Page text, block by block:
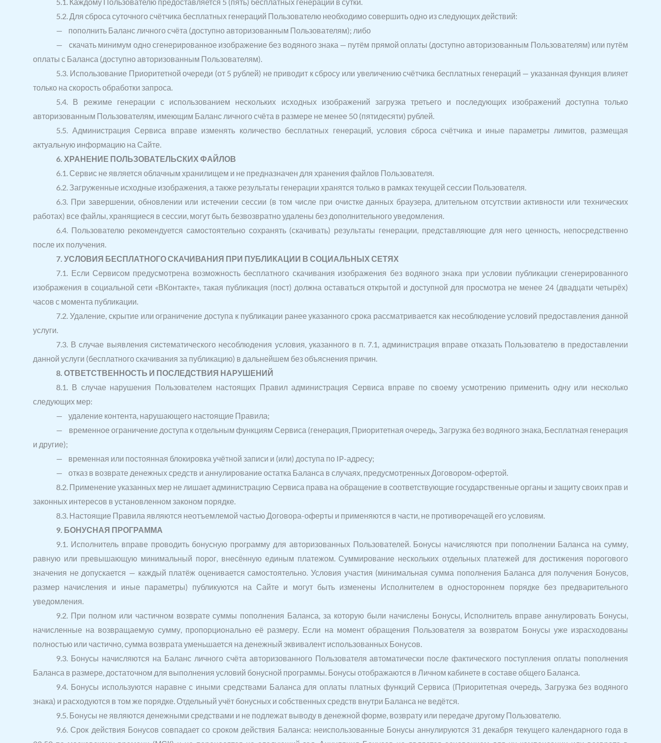
5.2. Для сброса суточного счётчика бесплатных генераций Пользователю необходимо совершить одно из следующих действий:
— пополнить Баланс личного счёта (доступно авторизованным Пользователям); либо
— скачать минимум одно сгенерированное изображение без водяного знака — путём прямой оплаты (доступно авторизованным Пользователям) или путём
оплаты с Баланса (доступно авторизованным Пользователям).
5.3. Использование Приоритетной очереди (от 5 рублей) не приводит к сбросу или увеличению счётчика бесплатных генераций — указанная функция влияет
только на скорость обработки запроса.
5.4. В режиме генерации с использованием нескольких исходных изображений загрузка третьего и последующих изображений доступна только
авторизованным Пользователям, имеющим Баланс личного счёта в размере не менее 50 (пятидесяти) рублей.
5.5. Администрация Сервиса вправе изменять количество бесплатных генераций, условия сброса счётчика и иные параметры лимитов, размещая
актуальную информацию на Сайте.
6. ХРАНЕНИЕ ПОЛЬЗОВАТЕЛЬСКИХ ФАЙЛОВ
6.1. Сервис не является облачным хранилищем и не предназначен для хранения файлов Пользователя.
6.2. Загруженные исходные изображения, а также результаты генерации хранятся только в рамках текущей сессии Пользователя.
6.3. При завершении, обновлении или истечении сессии (в том числе при очистке данных браузера, длительном отсутствии активности или технических
работах) все файлы, хранящиеся в сессии, могут быть безвозвратно удалены без дополнительного уведомления.
6.4. Пользователю рекомендуется самостоятельно сохранять (скачивать) результаты генерации, представляющие для него ценность, непосредственно
после их получения.
7. УСЛОВИЯ БЕСПЛАТНОГО СКАЧИВАНИЯ ПРИ ПУБЛИКАЦИИ В СОЦИАЛЬНЫХ СЕТЯХ
7.1. Если Сервисом предусмотрена возможность бесплатного скачивания изображения без водяного знака при условии публикации сгенерированного
изображения в социальной сети «ВКонтакте», такая публикация (пост) должна оставаться открытой и доступной для просмотра не менее 24 (двадцати четырёх)
часов с момента публикации.
7.2. Удаление, скрытие или ограничение доступа к публикации ранее указанного срока рассматривается как несоблюдение условий предоставления данной
услуги.
7.3. В случае выявления систематического несоблюдения условия, указанного в п. 7.1, администрация вправе отказать Пользователю в предоставлении
данной услуги (бесплатного скачивания за публикацию) в дальнейшем без объяснения причин.
8. ОТВЕТСТВЕННОСТЬ И ПОСЛЕДСТВИЯ НАРУШЕНИЙ
8.1. В случае нарушения Пользователем настоящих Правил администрация Сервиса вправе по своему усмотрению применить одну или несколько
следующих мер:
— удаление контента, нарушающего настоящие Правила;
— временное ограничение доступа к отдельным функциям Сервиса (генерация, Приоритетная очередь, Загрузка без водяного знака, Бесплатная генерация
и другие);
— временная или постоянная блокировка учётной записи и (или) доступа по IP-адресу;
— отказ в возврате денежных средств и аннулирование остатка Баланса в случаях, предусмотренных Договором-офертой.
8.2. Применение указанных мер не лишает администрацию Сервиса права на обращение в соответствующие государственные органы и защиту своих прав и
законных интересов в установленном законом порядке.
8.3. Настоящие Правила являются неотъемлемой частью Договора-оферты и применяются в части, не противоречащей его условиям.
9. БОНУСНАЯ ПРОГРАММА
9.1. Исполнитель вправе проводить бонусную программу для авторизованных Пользователей. Бонусы начисляются при пополнении Баланса на сумму,
равную или превышающую минимальный порог, внесённую единым платежом. Суммирование нескольких отдельных платежей для достижения порогового
значения не допускается — каждый платёж оценивается самостоятельно. Условия участия (минимальная сумма пополнения Баланса для получения Бонусов,
размер начисления и иные параметры) публикуются на Сайте и могут быть изменены Исполнителем в одностороннем порядке без предварительного
уведомления.
9.2. При полном или частичном возврате суммы пополнения Баланса, за которую были начислены Бонусы, Исполнитель вправе аннулировать Бонусы,
начисленные на возвращаемую сумму, пропорционально её размеру. Если на момент обращения Пользователя за возвратом Бонусы уже израсходованы
полностью или частично, сумма возврата уменьшается на денежный эквивалент использованных Бонусов.
9.3. Бонусы начисляются на Баланс личного счёта авторизованного Пользователя автоматически после фактического поступления оплаты пополнения
Баланса в размере, достаточном для выполнения условий бонусной программы. Бонусы отображаются в Личном кабинете в составе общего Баланса.
9.4. Бонусы используются наравне с иными средствами Баланса для оплаты платных функций Сервиса (Приоритетная очередь, Загрузка без водяного
знака) и расходуются в том же порядке. Отдельный учёт бонусных и собственных средств внутри Баланса не ведётся.
9.5. Бонусы не являются денежными средствами и не подлежат выводу в денежной форме, возврату или передаче другому Пользователю.
9.6. Срок действия Бонусов совпадает со сроком действия Баланса: неиспользованные Бонусы аннулируются 31 декабря текущего календарного года в